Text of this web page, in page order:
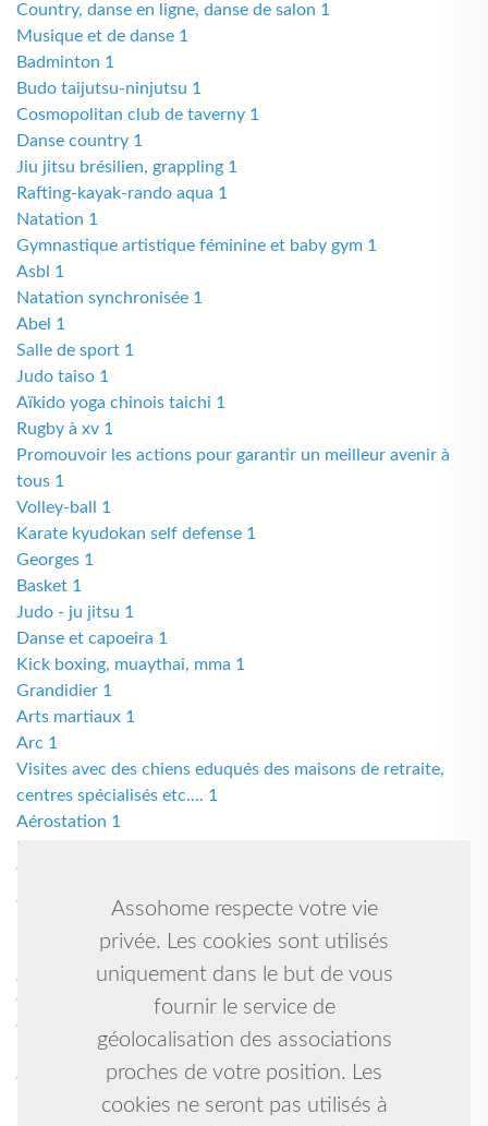
Assohome respecte votre vie
privée. Les cookies sont utilisés
uniquement dans le but de vous
fournir le service de
géolocalisation des associations
proches de votre position. Les
cookies ne seront pas utilisés à
Country, danse en ligne, danse de salon 1
Musique et de danse 1
Badminton 1
Budo taijutsu-ninjutsu 1
Cosmopolitan club de taverny 1
Danse country 1
Jiu jitsu brésilien, grappling 1
Rafting-kayak-rando aqua 1
Natation 1
Gymnastique artistique féminine et baby gym 1
Asbl 1
Natation synchronisée 1
Abel 1
Salle de sport 1
Judo taiso 1
Aïkido yoga chinois taichi 1
Rugby à xv 1
Promouvoir les actions pour garantir un meilleur avenir à
tous 1
Volley-ball 1
Karate kyudokan self defense 1
Georges 1
Basket 1
Judo - ju jitsu 1
Danse et capoeira 1
Kick boxing, muaythai, mma 1
Grandidier 1
Arts martiaux 1
Arc 1
Visites avec des chiens eduqués des maisons de retraite,
centres spécialisés etc.... 1
Aérostation 1
Karate shito ryu 1
Trois activités proposées la marqueterie , un atelier de
création artistique , un atelier découverte des vins 1
para karaté et para karaté adapté, sport santé et sport bien
être 1
Triathlon 1
Taïboxing 1
Tous sport 1
Mma kick boxing k1 pancrace 1